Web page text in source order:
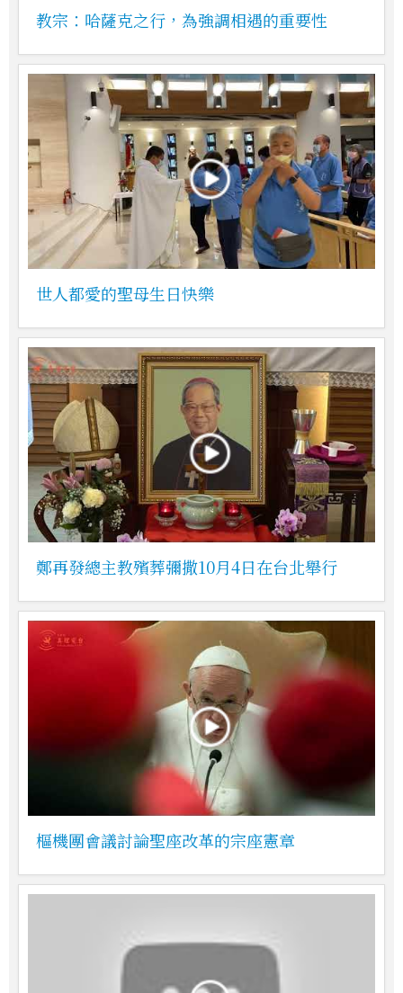
教宗：哈薩克之行，為強調相遇的重要性
世人都愛的聖母生日快樂
鄭再發總主教殯葬彌撒10月4日在台北舉行
樞機團會議討論聖座改革的宗座憲章